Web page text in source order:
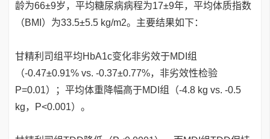
龄为66±9岁，平均糖尿病病程为17±9年，平均体质指数
（BMI）为33.5±5.5 kg/m2。主要结果如下：
甘精利司组平均HbA1c变化非劣效于MDI组
（-0.47±0.91% vs. -0.37±0.77%，非劣效性检验
P=0.01）；平均体重降幅高于MDI组（-4.8 kg vs. -0.5
kg，P<0.001）。